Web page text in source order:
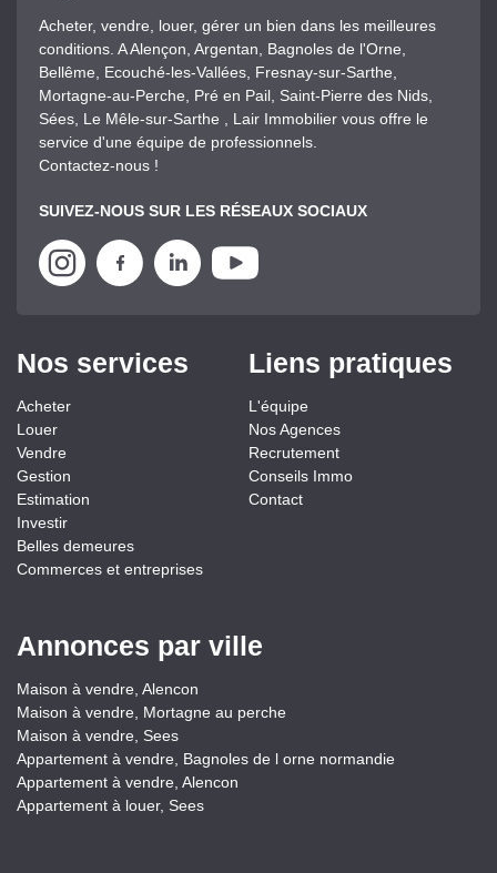
Acheter, vendre, louer, gérer un bien dans les meilleures
conditions. A Alençon, Argentan, Bagnoles de l'Orne,
Bellême, Ecouché-les-Vallées, Fresnay-sur-Sarthe,
Mortagne-au-Perche, Pré en Pail, Saint-Pierre des Nids,
Sées, Le Mêle-sur-Sarthe , Lair Immobilier vous offre le
service d'une équipe de professionnels.
Contactez-nous !
SUIVEZ-NOUS SUR LES RÉSEAUX SOCIAUX
Nos services
Acheter
Louer
Vendre
Gestion
Estimation
Investir
Belles demeures
Commerces et entreprises
Liens pratiques
L'équipe
Nos Agences
Recrutement
Conseils Immo
Contact
Annonces par ville
Maison à vendre, Alencon
Maison à vendre, Mortagne au perche
Maison à vendre, Sees
Appartement à vendre, Bagnoles de l orne normandie
Appartement à vendre, Alencon
Appartement à louer, Sees